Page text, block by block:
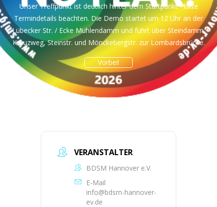
Vorbei!
Unser Treffpunkt ist deutlich hinter dem Startpunkt - bitte
Termindetails beachten. Die Demo startet um 12 Uhr an der
Lübecker Str. / Ecke Mühlendamm und führt über Steindamm,
Kreuzweg, Steinstr. und Mönckebergstr. zur Lombardsbrücke.
VERANSTALTER
BDSM Hannover e.V.
E-Mail
info@bdsm-hannover-
ev.de